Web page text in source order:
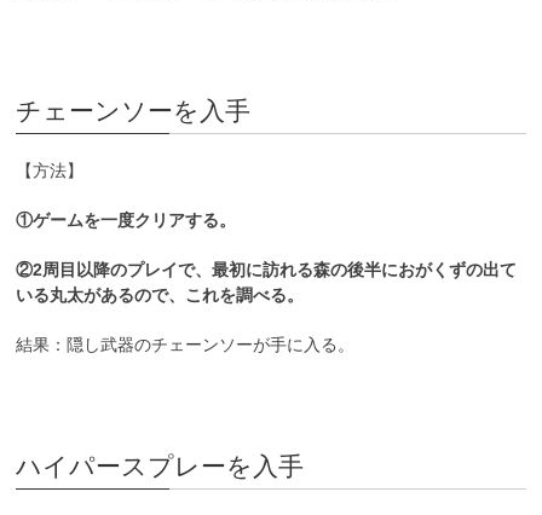
チェーンソーを入手
【方法】
①ゲームを一度クリアする。
②2周目以降のプレイで、最初に訪れる森の後半におがくずの出て
いる丸太があるので、これを調べる。
結果：隠し武器のチェーンソーが手に入る。
ハイパースプレーを入手